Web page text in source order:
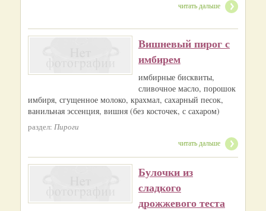
читать дальше
Вишневый пирог с
имбирем
имбирные бисквиты,
сливочное масло, порошок
имбиря, сгущенное молоко, крахмал, сахарный песок,
ванильная эссенция, вишня (без косточек, с сахаром)
раздел: Пироги
читать дальше
Булочки из
сладкого
дрожжевого теста